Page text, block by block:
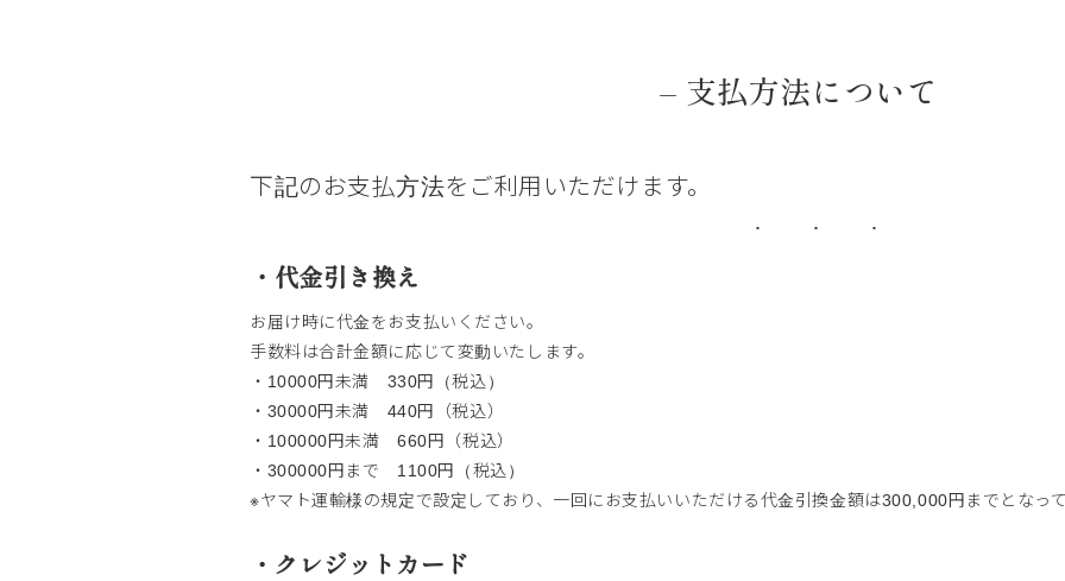
– 支払方法について
下記のお支払方法をご利用いただけます。
・代金引き換え
お届け時に代金をお支払いください。
手数料は合計金額に応じて変動いたします。
・10000円未満 330円（税込）
・30000円未満 440円（税込）
・100000円未満 660円（税込）
・300000円まで 1100円（税込）
※ヤマト運輸様の規定で設定しており、一回にお支払いいただける代金引換金額は300,000円までとなって
・クレジットカード